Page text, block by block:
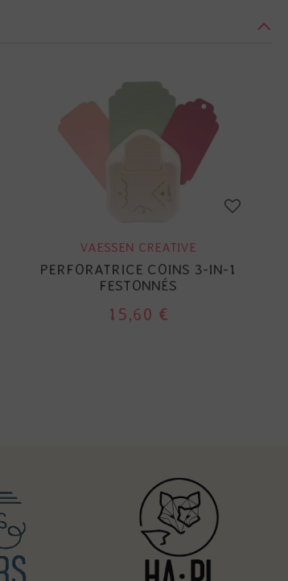
VAESSEN CREATIVE
PERFORATRICE COINS 3-IN-1
FESTONNÉS
15,60 €